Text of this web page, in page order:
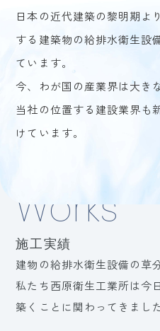
日本の近代建築の黎明期よ
する建築物の給排水衛生設
ています。
今、わが国の産業界は大き
当社の位置する建設業界も
けています。
Works
施工実績
建物の給排水衛生設備の草
私たち西原衛生工業所は今
築くことに関わってきました